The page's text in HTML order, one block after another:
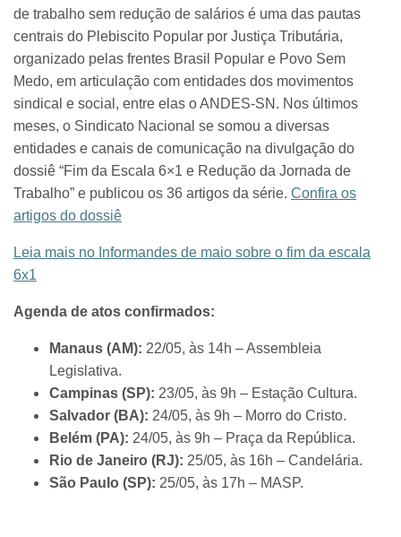
de trabalho sem redução de salários é uma das pautas
centrais do Plebiscito Popular por Justiça Tributária,
organizado pelas frentes Brasil Popular e Povo Sem
Medo, em articulação com entidades dos movimentos
sindical e social, entre elas o ANDES-SN. Nos últimos
meses, o Sindicato Nacional se somou a diversas
entidades e canais de comunicação na divulgação do
dossiê “Fim da Escala 6×1 e Redução da Jornada de
Trabalho” e publicou os 36 artigos da série. Confira os
artigos do dossiê
Leia mais no Informandes de maio sobre o fim da escala
6x1
Agenda de atos confirmados:
Manaus (AM): 22/05, às 14h – Assembleia
Legislativa.
Campinas (SP): 23/05, às 9h – Estação Cultura.
Salvador (BA): 24/05, às 9h – Morro do Cristo.
Belém (PA): 24/05, às 9h – Praça da República.
Rio de Janeiro (RJ): 25/05, às 16h – Candelária.
São Paulo (SP): 25/05, às 17h – MASP.